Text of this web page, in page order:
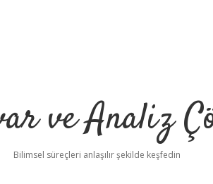
ve Analiz
Bilimsel süreçleri anlaşılır şekilde keşfedin